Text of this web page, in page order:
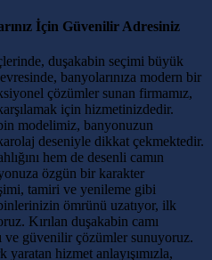
İçin Güvenilir Adresiniz
duşakabin seçimi büyük
banyolarınıza modern bir
çözümler sunan firmamız,
için hizmetinizdedir.
modelimiz, banyonuzun
deseniyle dikkat çekmektedir.
hem de desenli camın
özgün bir karakter
tamiri ve yenileme gibi
ömrünü uzatıyor, ilk
Kırılan duşakabin camı
ve güvenilir çözümler sunuyoruz.
yaratan hizmet anlayışımızla,